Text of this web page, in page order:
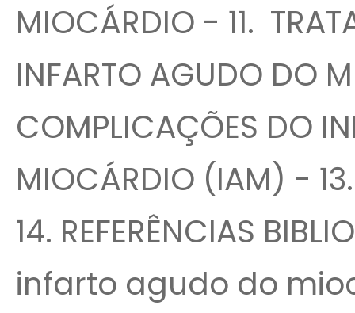
MIOCÁRDIO - 11.
INFARTO AGUDO DO
COMPLICAÇÕES DO
MIOCÁRDIO (IAM) -
14. REFERÊNCIAS
infarto agudo do